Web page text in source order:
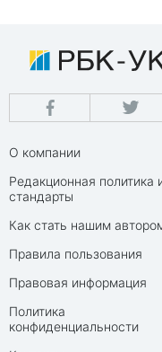
О компании
Редакционная политика
стандарты
Как стать нашим
Правила пользования
Правовая информация
Политика
конфиденциальности